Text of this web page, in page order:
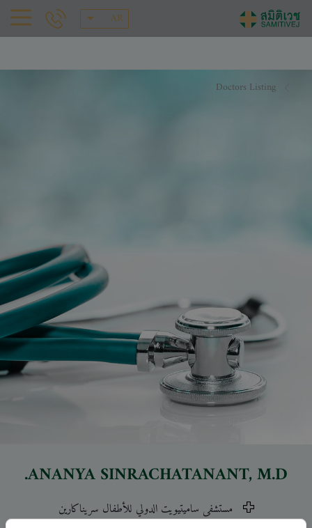
AR
Doctors Listing
ANANYA SINRACHATANANT, M.D.
مستشفى ساميتيويت الدولي للأطفال سريناكارين